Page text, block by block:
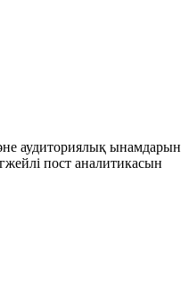
аудиториялық ынамдарын
пост аналитикасын